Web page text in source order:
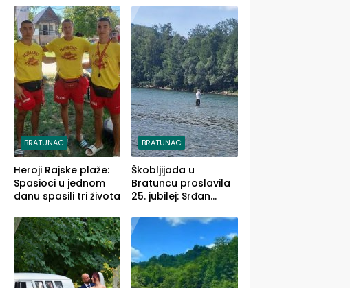
BRATUNAC
Heroji Rajske plaže:
Spasioci u jednom
danu spasili tri života
BRATUNAC
Škobljijada u
Bratuncu proslavila
25. jubilej: Srđan
ulovom od 2.040
grama (FOTO)